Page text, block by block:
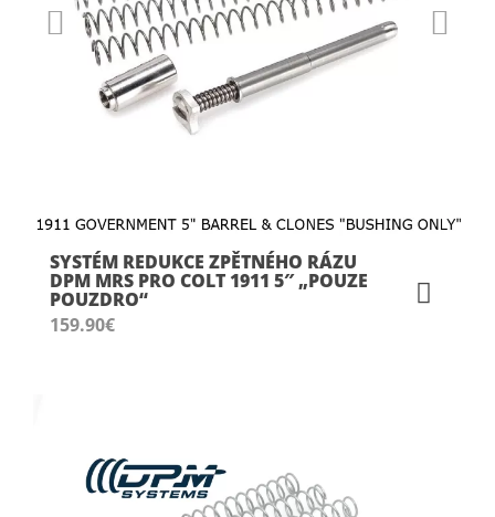
SYSTÉM REDUKCE ZPĚTNÉHO RÁZU
DPM MRS PRO COLT 1911 5″ „POUZE
POUZDRO“
159.90€